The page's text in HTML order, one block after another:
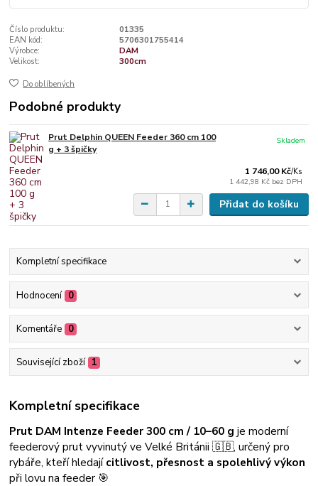
Číslo produktu:
01335
EAN kód:
5706301755414
Výrobce:
DAM
Velikost:
300cm
Do oblíbených
Podobné produkty
Prut Delphin QUEEN Feeder 360 cm 100
g + 3 špičky
1 746,00 Kč/Ks
1 442,98 Kč bez DPH
Skladem
Přidat do košíku
Kompletní specifikace
Hodnocení 0
Komentáře 0
Související zboží 1
Kompletní specifikace
Prut DAM Intenze Feeder 300 cm / 10–60 g je moderní
feederový prut vyvinutý ve Velké Británii 🇬🇧, určený pro
rybáře, kteří hledajícitlivost, přesnost a spolehlivý výkon
při lovu na feeder 🎯